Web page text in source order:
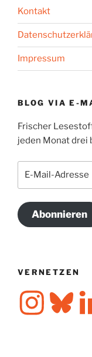
Kontakt
Impressum
BLOG VIA E-
Frischer
jeden Monat drei
Abonnieren
VERNETZEN
InstagramBluesky